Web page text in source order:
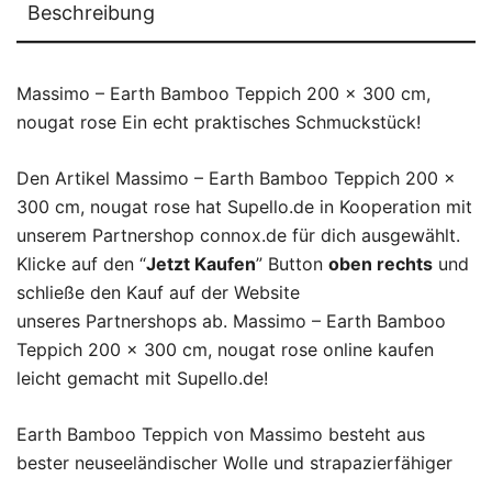
Beschreibung
Massimo – Earth Bamboo Teppich 200 x 300 cm,
nougat rose Ein echt praktisches Schmuckstück!
Den Artikel Massimo – Earth Bamboo Teppich 200 x
300 cm, nougat rose hat Supello.de in Kooperation mit
unserem Partnershop connox.de für dich ausgewählt.
Klicke auf den “Jetzt Kaufen” Button oben rechts und
schließe den Kauf auf der Website
unseres Partnershops ab. Massimo – Earth Bamboo
Teppich 200 x 300 cm, nougat rose online kaufen
leicht gemacht mit Supello.de!
Earth Bamboo Teppich von Massimo besteht aus
bester neuseeländischer Wolle und strapazierfähiger